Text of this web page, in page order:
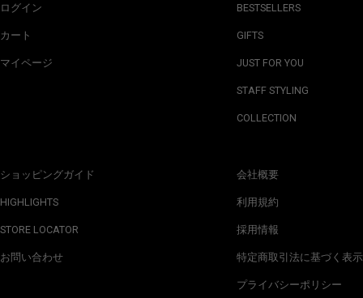
ログイン
カート
マイページ
ショッピングガイド
HIGHLIGHTS
STORE LOCATOR
お問い合わせ
BESTSELLERS
GIFTS
JUST FOR YOU
STAFF STYLING
COLLECTION
会社概要
利用規約
採用情報
特定商取引法に基づく表示
プライバシーポリシー